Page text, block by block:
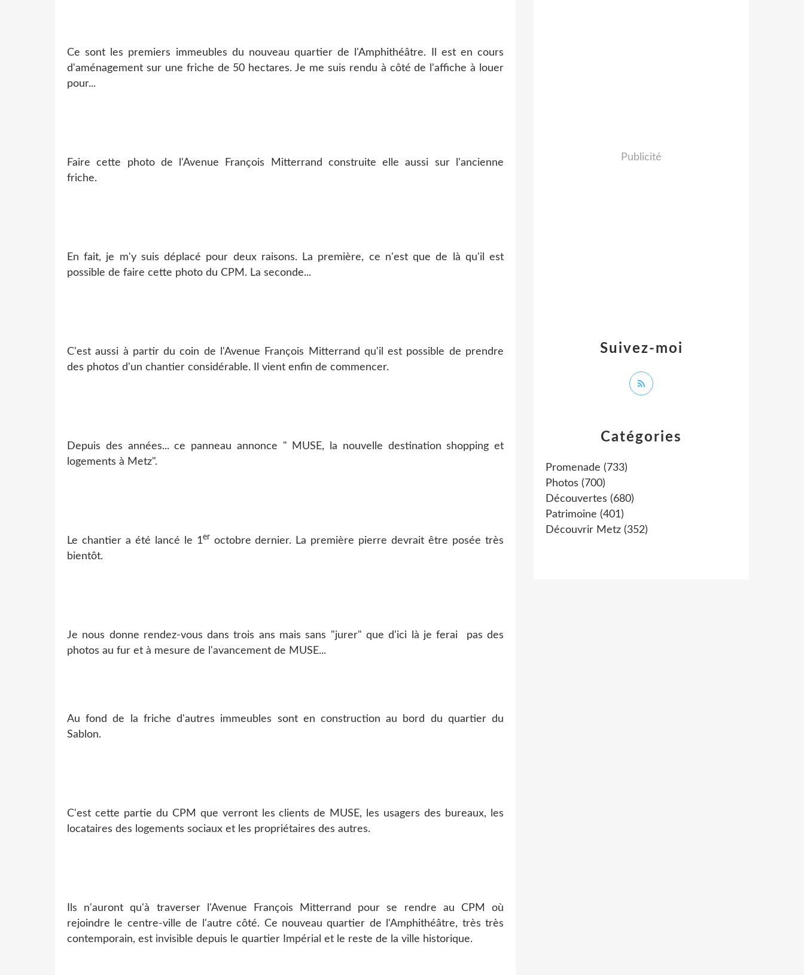
Ce sont les premiers immeubles du nouveau quartier de l'Amphithéâtre. Il est en cours
d'aménagement sur une friche de 50 hectares. Je me suis rendu à côté de l'affiche à louer
pour...
Faire cette photo de l'Avenue François Mitterrand construite elle aussi sur l'ancienne
friche.
En fait, je m'y suis déplacé pour deux raisons. La première, ce n'est que de là qu'il est
possible de faire cette photo du CPM. La seconde...
C'est aussi à partir du coin de l'Avenue François Mitterrand qu'il est possible de prendre
des photos d'un chantier considérable. Il vient enfin de commencer.
Depuis des années... ce panneau annonce " MUSE, la nouvelle destination shopping et
logements à Metz".
Le chantier a été lancé le 1er octobre dernier. La première pierre devrait être posée très
bientôt.
Je nous donne rendez-vous dans trois ans mais sans "jurer" que d'ici là je ferai pas des
photos au fur et à mesure de l'avancement de MUSE...
Au fond de la friche d'autres immeubles sont en construction au bord du quartier du
Sablon.
C'est cette partie du CPM que verront les clients de MUSE, les usagers des bureaux, les
locataires des logements sociaux et les propriétaires des autres.
Ils n'auront qu'à traverser l'Avenue François Mitterrand pour se rendre au CPM où
rejoindre le centre-ville de l'autre côté. Ce nouveau quartier de l'Amphithéâtre, très très
contemporain, est invisible depuis le quartier Impérial et le reste de la ville historique.
Catégories
Promenade (733)
Photos (700)
Découvertes (680)
Patrimoine (401)
Découvrir Metz (352)
Suivez-moi
Publicité